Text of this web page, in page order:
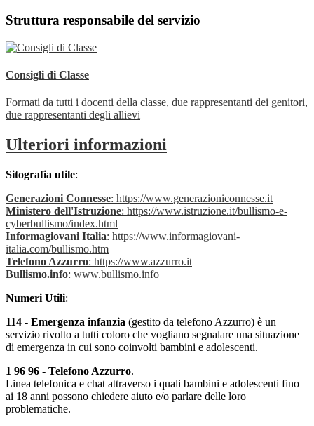
Struttura responsabile del servizio
Consigli di Classe
Formati da tutti i docenti della classe, due rappresentanti dei genitori,
due rappresentanti degli allievi
Ulteriori informazioni
Sitografia utile:
Generazioni Connesse: https://www.generazioniconnesse.it
Ministero dell'Istruzione: https://www.istruzione.it/bullismo-e-
cyberbullismo/index.html
Informagiovani Italia: https://www.informagiovani-
italia.com/bullismo.htm
Telefono Azzurro: https://www.azzurro.it
Bullismo.info: www.bullismo.info
Numeri Utili:
114 - Emergenza infanzia (gestito da telefono Azzurro) è un
servizio rivolto a tutti coloro che vogliano segnalare una situazione
di emergenza in cui sono coinvolti bambini e adolescenti.
1 96 96 - Telefono Azzurro.
Linea telefonica e chat attraverso i quali bambini e adolescenti fino
ai 18 anni possono chiedere aiuto e/o parlare delle loro
problematiche.